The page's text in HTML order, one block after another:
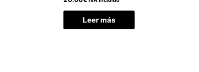
Leer más